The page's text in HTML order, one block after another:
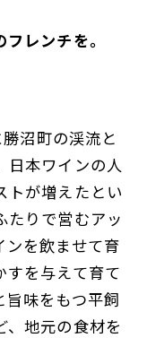
レンチを。
沼町の渓流と
日本ワインの人
トが増えたとい
たりで営むアッ
ンを飲ませて育
すを与えて育て
旨味をもつ平飼
、地元の食材を